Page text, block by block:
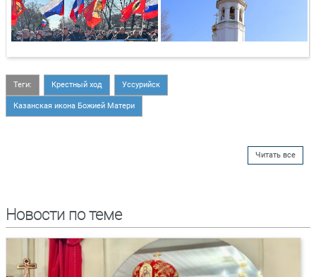
Теги: Крестный ход Уссурийск
Казанская икона Божией Матери
Читать все
Новости по теме